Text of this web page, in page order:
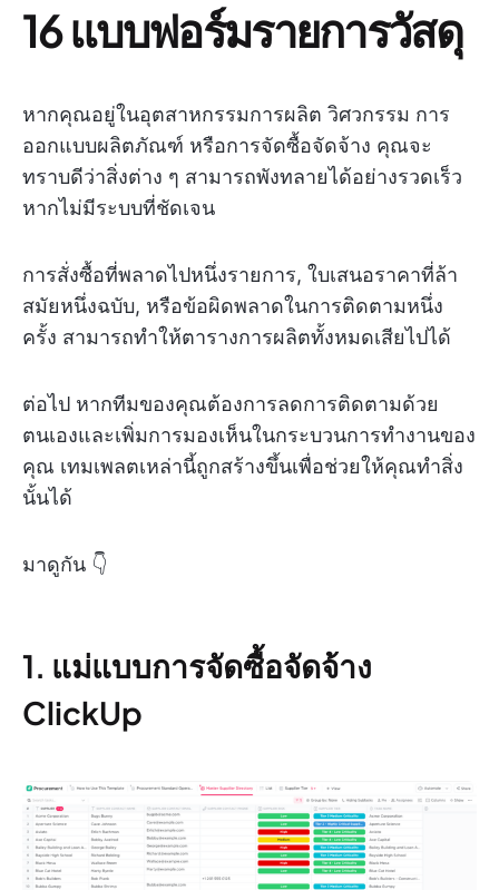
16 แบบฟอร์มรายการวัสดุ
หากคุณอยู่ในอุตสาหกรรมการผลิต วิศวกรรม การ
ออกแบบผลิตภัณฑ์ หรือการจัดซื้อจัดจ้าง คุณจะ
ทราบดีว่าสิ่งต่าง ๆ สามารถพังทลายได้อย่างรวดเร็ว
หากไม่มีระบบที่ชัดเจน
การสั่งซื้อที่พลาดไปหนึ่งรายการ, ใบเสนอราคาที่ล้า
สมัยหนึ่งฉบับ, หรือข้อผิดพลาดในการติดตามหนึ่ง
ครั้ง สามารถทำให้ตารางการผลิตทั้งหมดเสียไปได้
ต่อไป หากทีมของคุณต้องการลดการติดตามด้วย
ตนเองและเพิ่มการมองเห็นในกระบวนการทำงานของ
คุณ เทมเพลตเหล่านี้ถูกสร้างขึ้นเพื่อช่วยให้คุณทำสิ่ง
นั้นได้
มาดูกัน 👇
1. แม่แบบการจัดซื้อจัดจ้าง
ClickUp